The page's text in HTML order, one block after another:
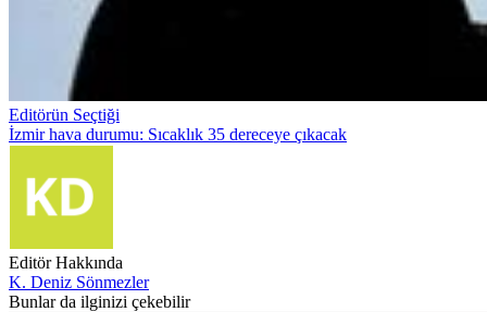
Editörün Seçtiği
İzmir hava durumu: Sıcaklık 35 dereceye çıkacak
Editör Hakkında
K. Deniz Sönmezler
Bunlar da ilginizi çekebilir